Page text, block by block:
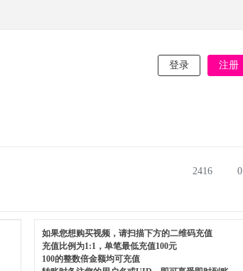
登录 注册
0
2416
如果您想购买视频，请扫描下方的二维码充值
充值比例为1:1，单笔最低充值100元
100的整数倍金额均可充值